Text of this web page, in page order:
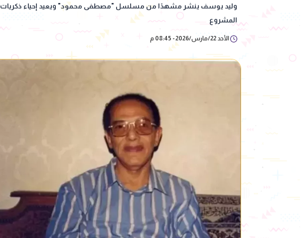
وليد يوسف ينشر مشهدًا من مسلسل "مصطفى محمود" ويعيد إحياء ذكريات
المشروع
الأحد 22/مارس/2026 - 08:45 م